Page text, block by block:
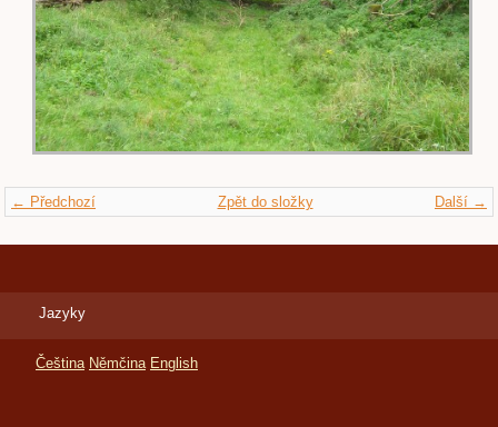
← Předchozí Další →
Zpět do složky
Jazyky
Čeština Němčina English